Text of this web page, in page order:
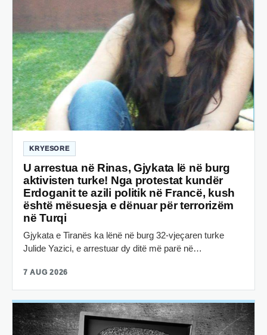
KRYESORE
U arrestua në Rinas, Gjykata lë në burg
aktivisten turke! Nga protestat kundër
Erdoganit te azili politik në Francë, kush
është mësuesja e dënuar për terrorizëm
në Turqi
Gjykata e Tiranës ka lënë në burg 32-vjeçaren turke
Julide Yazici, e arrestuar dy ditë më parë në…
7 AUG 2026